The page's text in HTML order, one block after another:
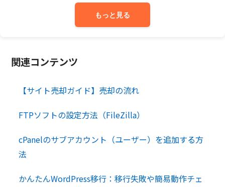
もっと見る
関連コンテンツ
【サイト売却ガイド】売却の流れ
FTPソフトの設定方法（FileZilla）
cPanelのサブアカウント（ユーザー）を追加する方
法
かんたんWordPress移行：移行失敗や簡易動作チェ